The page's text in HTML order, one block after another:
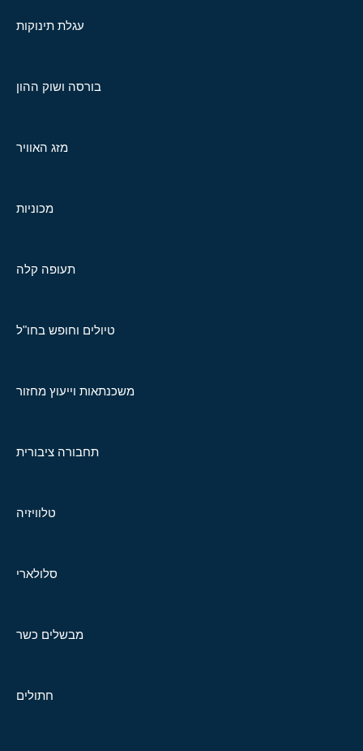
עגלת תינוקות
בורסה ושוק ההון
מזג האוויר
מכוניות
תעופה קלה
טיולים וחופש בחו"ל
משכנתאות וייעוץ מחזור
תחבורה ציבורית
טלוויזיה
סלולארי
מבשלים כשר
חתולים